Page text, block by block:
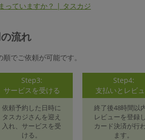
っていますか？ | タスカジ
流れ
でご依頼が可能です。
Step3:
サービスを受ける
依頼予約した日時に
タスカジさんを迎え
入れ、サービスを受
ける。
Step4:
支払いとレビ
終了後48時間以
レビューを登録し
カード決済が行
ます。